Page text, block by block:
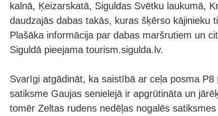
kalnā, Ķeizarskatā, Siguldas Svētku laukumā,
daudzajās dabas takās, kuras šķērso kājinieku
Plašāka informācija par dabas maršrutiem un
Siguldā pieejama tourism.sigulda.lv.
Svarīgi atgādināt, ka saistībā ar ceļa posma P8
satiksme Gaujas senielejā ir apgrūtināta un
tomēr Zeltas rudens nedēļas nogalēs